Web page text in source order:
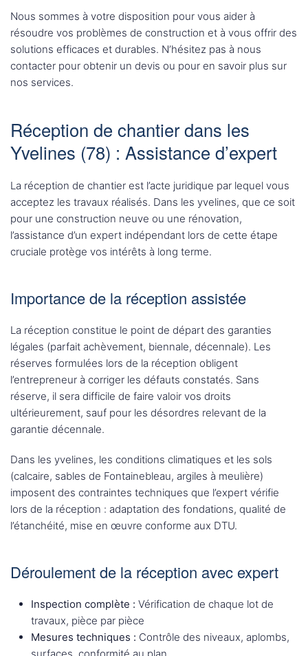
Nous sommes à votre disposition pour vous aider à
résoudre vos problèmes de construction et à vous offrir des
solutions efficaces et durables. N’hésitez pas à nous
contacter pour obtenir un devis ou pour en savoir plus sur
nos services.
Réception de chantier dans les
Yvelines (78) : Assistance d’expert
La réception de chantier est l’acte juridique par lequel vous
acceptez les travaux réalisés. Dans les yvelines, que ce soit
pour une construction neuve ou une rénovation,
l’assistance d’un expert indépendant lors de cette étape
cruciale protège vos intérêts à long terme.
Importance de la réception assistée
La réception constitue le point de départ des garanties
légales (parfait achèvement, biennale, décennale). Les
réserves formulées lors de la réception obligent
l’entrepreneur à corriger les défauts constatés. Sans
réserve, il sera difficile de faire valoir vos droits
ultérieurement, sauf pour les désordres relevant de la
garantie décennale.
Dans les yvelines, les conditions climatiques et les sols
(calcaire, sables de Fontainebleau, argiles à meulière)
imposent des contraintes techniques que l’expert vérifie
lors de la réception : adaptation des fondations, qualité de
l’étanchéité, mise en œuvre conforme aux DTU.
Déroulement de la réception avec expert
Inspection complète : Vérification de chaque lot de
travaux, pièce par pièce
Mesures techniques : Contrôle des niveaux, aplombs,